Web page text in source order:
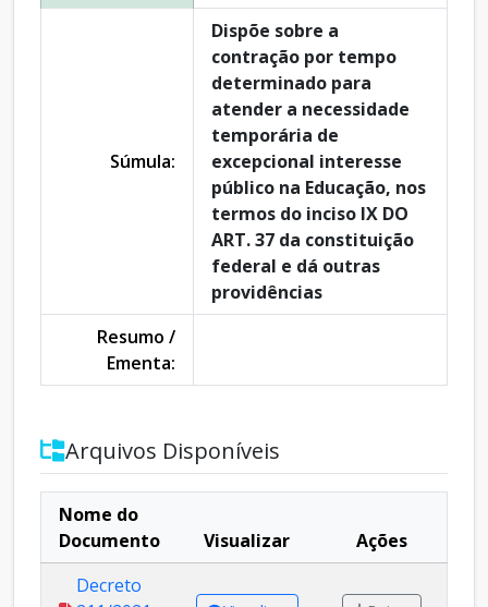
Súmula:
Dispõe sobre a
contração por tempo
determinado para
atender a necessidade
temporária de
excepcional interesse
público na Educação, nos
termos do inciso IX DO
ART. 37 da constituição
federal e dá outras
providências
Resumo /
Ementa:
Arquivos Disponíveis
Nome do
Documento
Visualizar
Ações
Decreto